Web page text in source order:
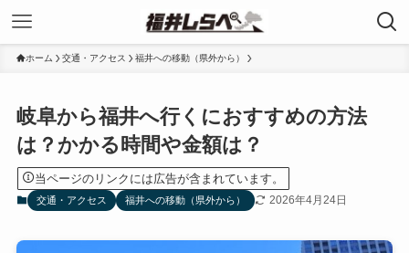
ホーム 交通・アクセス 福井への移動（県外から）
岐阜から福井へ行くにおすすめの方法
は？かかる時間や金額は？
当ページのリンクには広告が含まれています。
交通・アクセス 福井への移動（県外から） 2026年4月24日